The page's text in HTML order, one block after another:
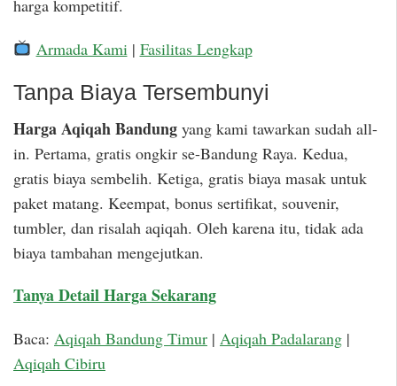
harga kompetitif.
Armada Kami | Fasilitas Lengkap
Tanpa Biaya Tersembunyi
Harga Aqiqah Bandung yang kami tawarkan sudah all-
in. Pertama, gratis ongkir se-Bandung Raya. Kedua,
gratis biaya sembelih. Ketiga, gratis biaya masak untuk
paket matang. Keempat, bonus sertifikat, souvenir,
tumbler, dan risalah aqiqah. Oleh karena itu, tidak ada
biaya tambahan mengejutkan.
Tanya Detail Harga Sekarang
Baca: Aqiqah Bandung Timur | Aqiqah Padalarang |
Aqiqah Cibiru